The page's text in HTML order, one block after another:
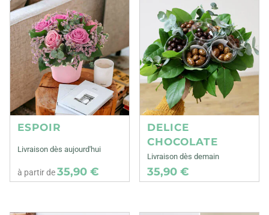
ESPOIR
Livraison dès aujourd'hui
à partir de35,90 €
DELICE
CHOCOLATE
Livraison dès demain
35,90 €